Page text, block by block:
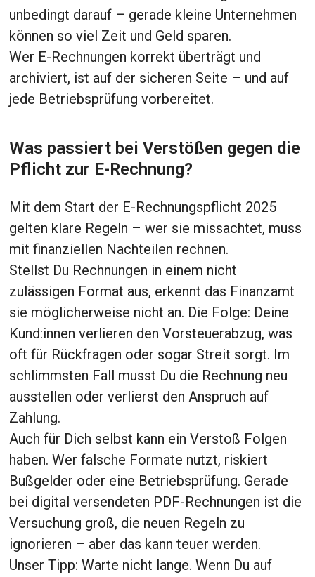
unbedingt darauf – gerade kleine Unternehmen
können so viel Zeit und Geld sparen.
Wer E-Rechnungen korrekt überträgt und
archiviert, ist auf der sicheren Seite – und auf
jede Betriebsprüfung vorbereitet.
Was passiert bei Verstößen gegen die
Pflicht zur E-Rechnung?
Mit dem Start der E-Rechnungspflicht 2025
gelten klare Regeln – wer sie missachtet, muss
mit finanziellen Nachteilen rechnen.
Stellst Du Rechnungen in einem nicht
zulässigen Format aus, erkennt das Finanzamt
sie möglicherweise nicht an. Die Folge: Deine
Kund:innen verlieren den Vorsteuerabzug, was
oft für Rückfragen oder sogar Streit sorgt. Im
schlimmsten Fall musst Du die Rechnung neu
ausstellen oder verlierst den Anspruch auf
Zahlung.
Auch für Dich selbst kann ein Verstoß Folgen
haben. Wer falsche Formate nutzt, riskiert
Bußgelder oder eine Betriebsprüfung. Gerade
bei digital versendeten PDF-Rechnungen ist die
Versuchung groß, die neuen Regeln zu
ignorieren – aber das kann teuer werden.
Unser Tipp: Warte nicht lange. Wenn Du auf